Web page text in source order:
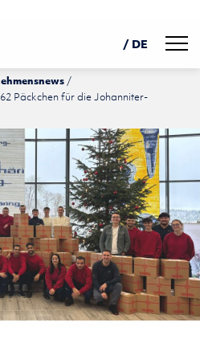
/ DE
中文
Päckchen für die Johanniter-